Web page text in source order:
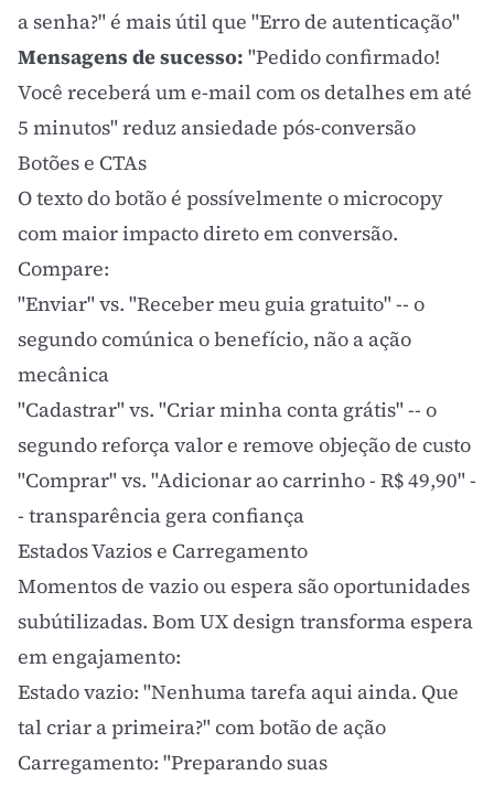
a senha?" é mais útil que "Erro de autenticação"
Mensagens de sucesso: "Pedido confirmado!
Você receberá um e-mail com os detalhes em até
5 minutos" reduz ansiedade pós-conversão
Botões e CTAs
O texto do botão é possívelmente o microcopy
com maior impacto direto emconversão.
Compare:
"Enviar" vs. "Receber meu guia gratuito" -- o
segundo comúnica o benefício, não a ação
mecânica
"Cadastrar" vs. "Criar minha conta grátis" -- o
segundo reforça valor e remove objeção de custo
"Comprar" vs. "Adicionar ao carrinho - R$ 49,90" -
- transparência gera confiança
Estados Vazios e Carregamento
Momentos de vazio ou espera são oportunidades
subútilizadas. BomUX design transforma espera
emengajamento:
Estado vazio: "Nenhuma tarefa aqui ainda. Que
tal criar a primeira?" com botão de ação
Carregamento: "Preparando suas